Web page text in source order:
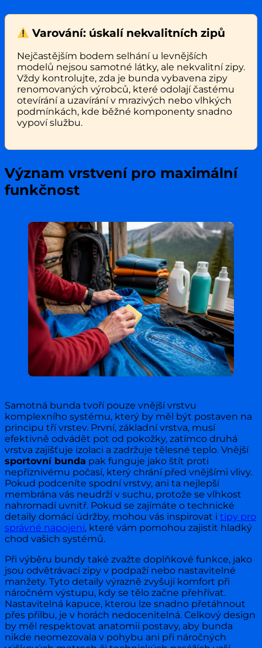
Varování: úskalí nekvalitních zipů
Nejčastějším bodem selhání u levnějších
modelů nejsou samotné látky, ale nekvalitní zipy.
Vždy kontrolujte, zda je bunda vybavena zipy
renomovaných výrobců, které odolají častému
otevírání a uzavírání v mrazivých nebo vlhkých
podmínkách, kde běžné komponenty snadno
vypoví službu.
Význam vrstvení pro maximální
funkčnost
Samotná bunda tvoří pouze vnější vrstvu
komplexního systému, který by měl být postaven na
principu tří vrstev. První, základní vrstva, musí
efektivně odvádět pot od pokožky, zatímco druhá
vrstva zajišťuje izolaci a zadržuje tělesné teplo. Vnější
sportovní bunda pak funguje jako štít proti
nepříznivému počasí, který chrání před vnějšími vlivy.
Pokud podceníte spodní vrstvy, ani ta nejlepší
membrána vás neudrží v suchu, protože se vlhkost
nahromadí uvnitř. Pokud se zajímáte o technické
detaily domácí údržby, mohou vás inspirovat i tipy pro
správné napojení, které vám pomohou zajistit hladký
chod vašich systémů.
Při výběru bundy také zvažte doplňkové funkce, jako
jsou odvětrávací zipy v podpaží nebo nastavitelné
manžety. Tyto detaily výrazně zvyšují komfort při
náročném výstupu, kdy se tělo začne přehřívat.
Nastavitelná kapuce, kterou lze snadno přetáhnout
přes přilbu, je v horách nedocenitelná. Celkový design
by měl respektovat anatomii postavy, aby bunda
nikde neomezovala v pohybu ani při náročných